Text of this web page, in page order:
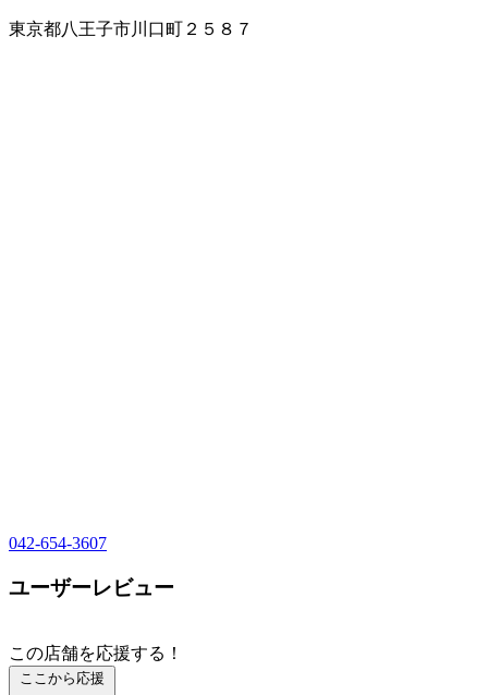
東京都八王子市川口町２５８７
042-654-3607
ユーザーレビュー
この店舗を応援する！
ここから応援